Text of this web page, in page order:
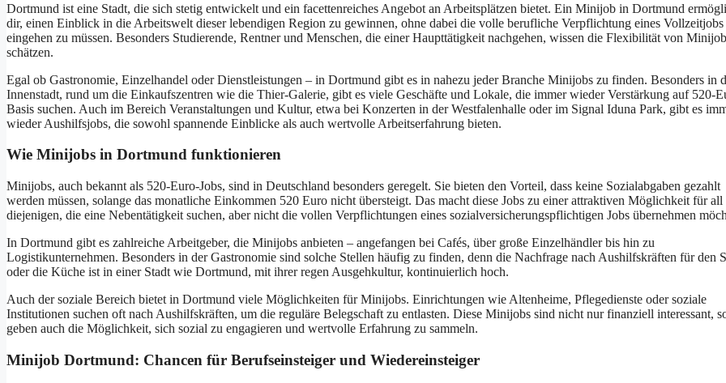
Dortmund ist eine Stadt, die sich stetig entwickelt und ein facettenreiches Angebot an Arbeitsplätzen bietet. Ein Minijob in Dortmund
dir, einen Einblick in die Arbeitswelt dieser lebendigen Region zu gewinnen, ohne dabei die volle berufliche Verpflichtung eines Vollzeitjobs
eingehen zu müssen. Besonders Studierende, Rentner und Menschen, die einer Haupttätigkeit nachgehen, wissen die Flexibilität von
schätzen.
Egal ob Gastronomie, Einzelhandel oder Dienstleistungen – in Dortmund gibt es in nahezu jeder Branche Minijobs zu finden. Besonders in
Innenstadt, rund um die Einkaufszentren wie die Thier-Galerie, gibt es viele Geschäfte und Lokale, die immer wieder Verstärkung auf 520-
Basis suchen. Auch im Bereich Veranstaltungen und Kultur, etwa bei Konzerten in der Westfalenhalle oder im Signal Iduna Park, gibt es
wieder Aushilfsjobs, die sowohl spannende Einblicke als auch wertvolle Arbeitserfahrung bieten.
Wie Minijobs in Dortmund funktionieren
Minijobs, auch bekannt als 520-Euro-Jobs, sind in Deutschland besonders geregelt. Sie bieten den Vorteil, dass keine Sozialabgaben gezahlt
werden müssen, solange das monatliche Einkommen 520 Euro nicht übersteigt. Das macht diese Jobs zu einer attraktiven Möglichkeit für all
diejenigen, die eine Nebentätigkeit suchen, aber nicht die vollen Verpflichtungen eines sozialversicherungspflichtigen Jobs übernehmen
In Dortmund gibt es zahlreiche Arbeitgeber, die Minijobs anbieten – angefangen bei Cafés, über große Einzelhändler bis hin zu
Logistikunternehmen. Besonders in der Gastronomie sind solche Stellen häufig zu finden, denn die Nachfrage nach Aushilfskräften für den
oder die Küche ist in einer Stadt wie Dortmund, mit ihrer regen Ausgehkultur, kontinuierlich hoch.
Auch der soziale Bereich bietet in Dortmund viele Möglichkeiten für Minijobs. Einrichtungen wie Altenheime, Pflegedienste oder soziale
Institutionen suchen oft nach Aushilfskräften, um die reguläre Belegschaft zu entlasten. Diese Minijobs sind nicht nur finanziell interessant,
geben auch die Möglichkeit, sich sozial zu engagieren und wertvolle Erfahrung zu sammeln.
Minijob Dortmund: Chancen für Berufseinsteiger und Wiedereinsteiger